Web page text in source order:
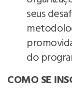
seus
do
COMO SE